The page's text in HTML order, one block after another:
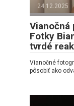
24.12.2025
Vianočná
Fotky
tvrdé
Vianočné
pôsobiť ako